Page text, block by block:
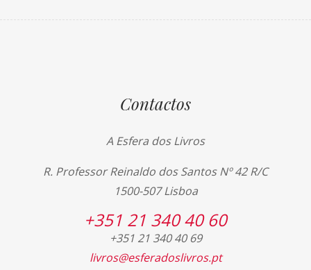
Contactos
A Esfera dos Livros
R. Professor Reinaldo dos Santos Nº 42 R/C
1500-507 Lisboa
+351 21 340 40 60
+351 21 340 40 69
livros@esferadoslivros.pt